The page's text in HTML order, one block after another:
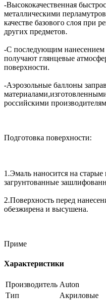
-Высококачественная
металлическими
качестве базового слоя при
других предметов.
-С последующим нанесением
получают глянцевые
поверхности.
-Аэрозольные баллоны
российскими
Подготовка поверхности:
1.Эмаль наносится на
загрунтованные
2.Поверхность перед
обезжирена и высушена.
Приме
Характеристики
Производитель Auton
Тип
Акриловые